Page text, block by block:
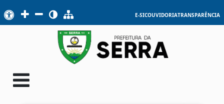
E-SICOUVIDORIATRANSPARÊNCIA